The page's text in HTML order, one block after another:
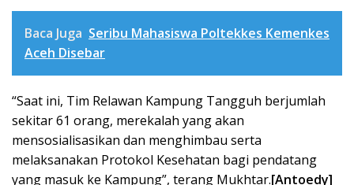
Baca Juga Seribu Mahasiswa Poltekkes Kemenkes
Aceh Disebar
“Saat ini, Tim Relawan Kampung Tangguh berjumlah
sekitar 61 orang, merekalah yang akan
mensosialisasikan dan menghimbau serta
melaksanakan Protokol Kesehatan bagi pendatang
yang masuk ke Kampung”, terang Mukhtar.[Antoedy]